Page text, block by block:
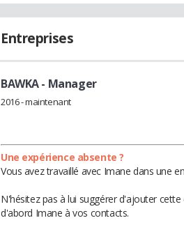
Entreprises
BAWKA- Manager
2016 - maintenant
Une expérience absente ?
Vous avez travaillé avec Imane dans une
N'hésitez pas à lui suggérer d'ajouter
d'abord Imane à vos contacts.